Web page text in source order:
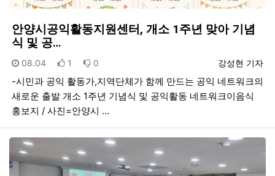
안양시공익활동지원센터, 개소 1주년 맞아 기념
식 및 공…
등록자
강성현 기자
등록일
08.04 추천
1 비추천
0
-시민과 공익 활동가,지역단체가 함께 만드는 공익 네트워크의
새로운 출발 개소 1주년 기념식 및 공익활동 네트워크이음식
홍보지 / 사진=안양시 …